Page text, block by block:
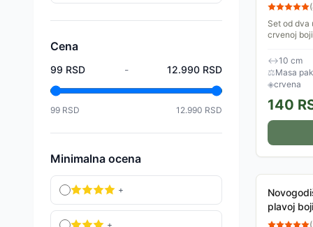
Cena
99 RSD - 12.990 RSD
99 RSD 12.990 RSD
Minimalna ocena
+
+
(
Set od dva
crvenoj
↔10 cm
⚖Masa
◈crvena
140
plavoj
(